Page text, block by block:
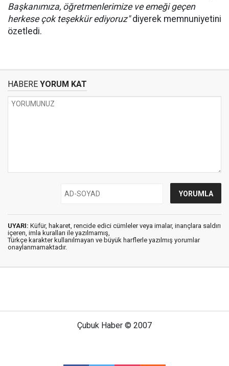
Başkanımıza, öğretmenlerimize ve emeği geçen
herkese çok teşekkür ediyoruz"diyerek memnuniyetini
özetledi.
HABERE YORUM KAT
UYARI: Küfür, hakaret, rencide edici cümleler veya imalar, inançlara saldırı
içeren, imla kuralları ile yazılmamış,
Türkçe karakter kullanılmayan ve büyük harflerle yazılmış yorumlar
onaylanmamaktadır.
Çubuk Haber © 2007